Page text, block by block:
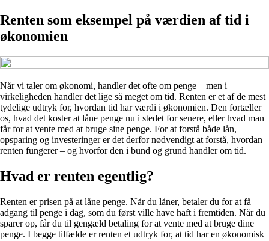
Renten som eksempel på værdien af tid i
økonomien
Når vi taler om økonomi, handler det ofte om penge – men i
virkeligheden handler det lige så meget om tid. Renten er et af de mest
tydelige udtryk for, hvordan tid har værdi i økonomien. Den fortæller
os, hvad det koster at låne penge nu i stedet for senere, eller hvad man
får for at vente med at bruge sine penge. For at forstå både lån,
opsparing og investeringer er det derfor nødvendigt at forstå, hvordan
renten fungerer – og hvorfor den i bund og grund handler om tid.
Hvad er renten egentlig?
Renten er prisen på at låne penge. Når du låner, betaler du for at få
adgang til penge i dag, som du først ville have haft i fremtiden. Når du
sparer op, får du til gengæld betaling for at vente med at bruge dine
penge. I begge tilfælde er renten et udtryk for, at tid har en økonomisk